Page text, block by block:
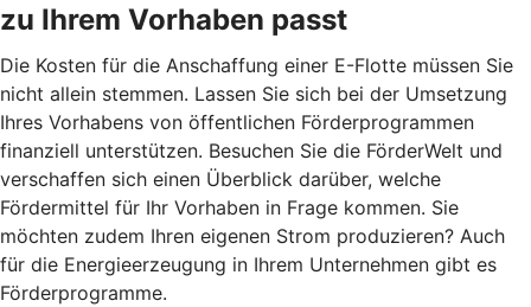
zu Ihrem Vorhaben passt
Die Kosten für die Anschaffung einer E-Flotte müssen Sie
nicht allein stemmen. Lassen Sie sich bei der Umsetzung
Ihres Vorhabens von öffentlichen Förderprogrammen
finanziell unterstützen. Besuchen Sie die FörderWelt und
verschaffen sich einen Überblick darüber, welche
Fördermittel für Ihr Vorhaben in Frage kommen. Sie
möchten zudem Ihren eigenen Strom produzieren? Auch
für die Energieerzeugung in Ihrem Unternehmen gibt es
Förderprogramme.